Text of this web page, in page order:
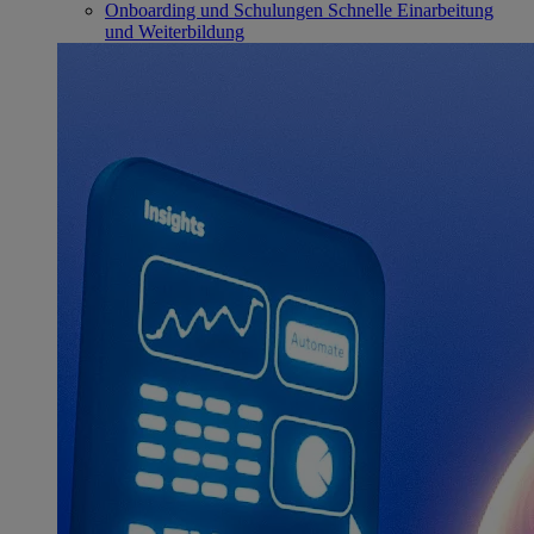
Onboarding und Schulungen Schnelle Einarbeitung
und Weiterbildung